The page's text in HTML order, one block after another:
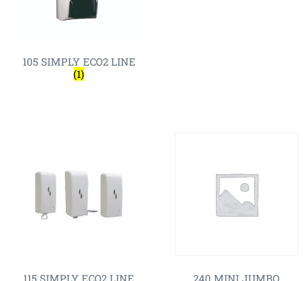
105 SIMPLY ECO2 LINE
(1)
115 SIMPLY ECO2 LINE
240 MINI JUMBO